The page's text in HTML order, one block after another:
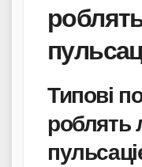
Типові
роблять